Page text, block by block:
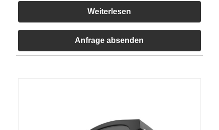
Weiterlesen
Anfrage absenden